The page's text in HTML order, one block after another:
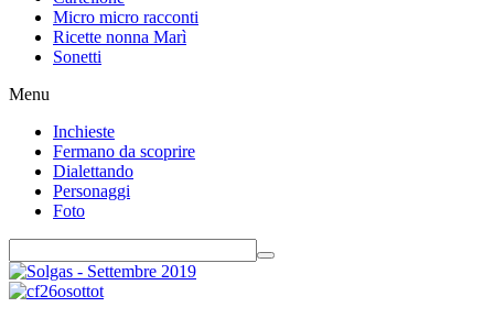
Micro micro racconti
Ricette nonna Marì
Sonetti
Menu
Inchieste
Fermano da scoprire
Dialettando
Personaggi
Foto